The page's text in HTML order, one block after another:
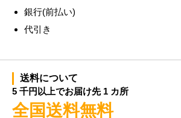
銀行(前払い)
代引き
送料について
5 千円以上でお届け先 1 カ所
全国送料無料